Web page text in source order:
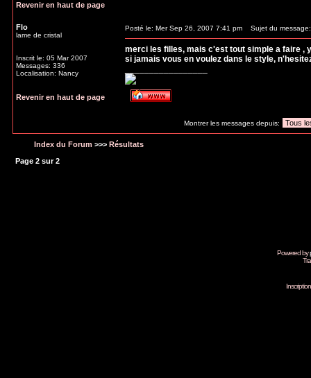
Revenir en haut de page
Flo
lame de cristal
Inscrit le: 05 Mar 2007
Messages: 336
Localisation: Nancy
Posté le: Mer Sep 26, 2007 7:41 pm Sujet du message:
merci les filles, mais c'est tout simple a faire ,
si jamais vous en voulez dans le style,
Revenir en haut de page
Montrer les messages depuis:
Index du Forum >>> Résultats
Page 2 sur2
Powered by